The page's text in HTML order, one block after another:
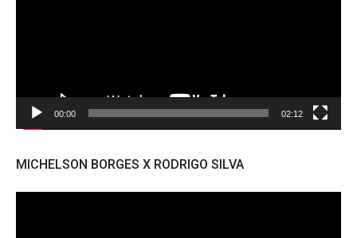
00:00 02:12
MICHELSON BORGES X RODRIGO SILVA